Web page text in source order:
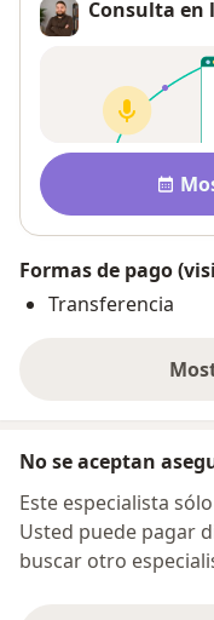
Consulta en
Disponibilidad
Formas de pago
Transferencia
No se aceptan
Este especialista
Usted puede pagar
buscar otro